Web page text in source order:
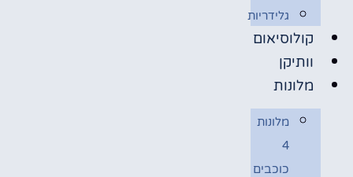
גלידריות
קולוסיאום
וותיקן
מלונות
מלונות
4
כוכבים